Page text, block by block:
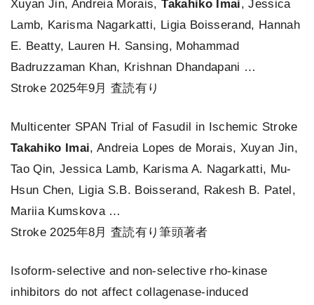
Xuyan Jin, Andreia Morais,Takahiko Imai, Jessica
Lamb, Karisma Nagarkatti, Ligia Boisserand, Hannah
E. Beatty, Lauren H. Sansing, Mohammad
Badruzzaman Khan, Krishnan Dhandapani …
Stroke 2025年9月 査読有り
Multicenter SPAN Trial of Fasudil in Ischemic Stroke
Takahiko Imai, Andreia Lopes de Morais, Xuyan Jin,
Tao Qin, Jessica Lamb, Karisma A. Nagarkatti, Mu-
Hsun Chen, Ligia S.B. Boisserand, Rakesh B. Patel,
Mariia Kumskova …
Stroke 2025年8月 査読有り筆頭著者
Isoform-selective and non-selective rho-kinase
inhibitors do not affect collagenase-induced